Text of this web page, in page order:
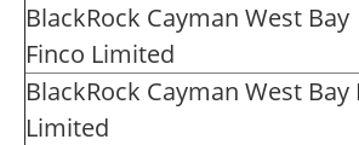
BlackRock Cayman West Bay
Finco Limited
BlackRock Cayman West Bay
Limited